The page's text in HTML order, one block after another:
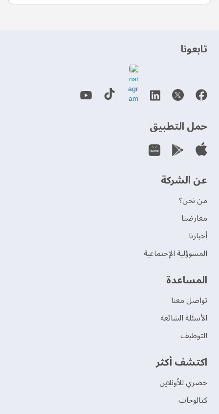
‫تابعونا‬
حمل التطبيق
عن الشركة
من نحن؟
‫معارضنا‬
‫أخبارنا‬
المسوؤلية الإجتماعية
‫المساعدة‬
تواصل معنا
الأسئلة الشائعة
التوظيف
اكتشف أكثر
حصري للأونلاين
‫كتالوجات‬